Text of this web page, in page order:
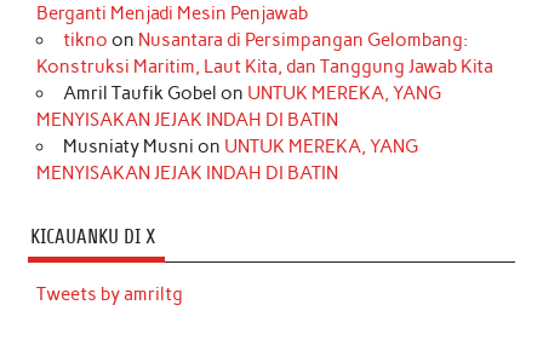
Berganti Menjadi Mesin Penjawab
tikno on Nusantara di Persimpangan Gelombang:
Konstruksi Maritim, Laut Kita, dan Tanggung Jawab Kita
Amril Taufik Gobel on UNTUK MEREKA, YANG
MENYISAKAN JEJAK INDAH DI BATIN
Musniaty Musni on UNTUK MEREKA, YANG
MENYISAKAN JEJAK INDAH DI BATIN
KICAUANKU DI X
Tweets by amriltg